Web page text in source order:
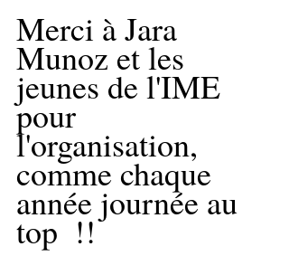
Merci à Jara
Munoz et les
jeunes de l'IME
pour
l'organisation,
comme chaque
année journée au
top  !!